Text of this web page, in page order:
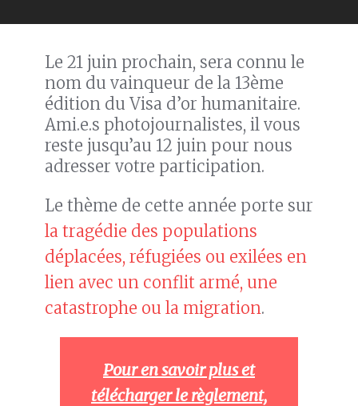
Le 21 juin prochain, sera connu le
nom du vainqueur de la 13ème
édition du Visa d’or humanitaire.
Ami.e.s photojournalistes, il vous
reste jusqu’au 12 juin pour nous
adresser votre participation.
Le thème de cette année porte sur
la tragédie des populations
déplacées, réfugiées ou exilées en
lien avec un conflit armé, une
catastrophe ou la migration.
Pour en savoir plus et
télécharger le règlement,